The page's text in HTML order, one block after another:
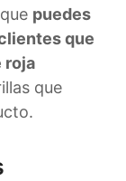
puedes
que
roja
que